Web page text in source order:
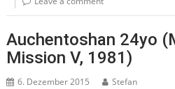
Auchentoshan 24yo
Mission V, 1981)
6. Dezember 2015 Stefan